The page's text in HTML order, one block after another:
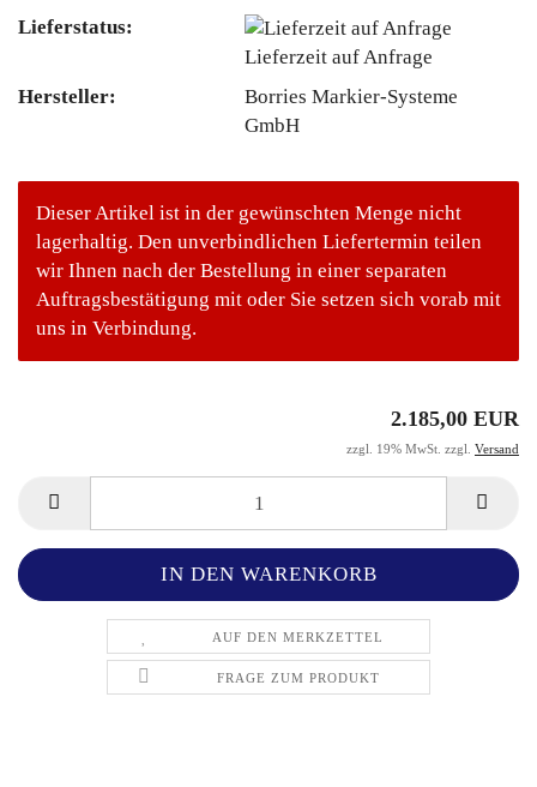
Lieferstatus:
Lieferzeit auf Anfrage
Hersteller:
Borries Markier-Systeme
GmbH
Dieser Artikel ist in der gewünschten Menge nicht
lagerhaltig. Den unverbindlichen Liefertermin teilen
wir Ihnen nach der Bestellung in einer separaten
Auftragsbestätigung mit oder Sie setzen sich vorab mit
uns in Verbindung.
2.185,00 EUR
zzgl. 19% MwSt. zzgl. Versand
AUF DEN MERKZETTEL
FRAGE ZUM PRODUKT